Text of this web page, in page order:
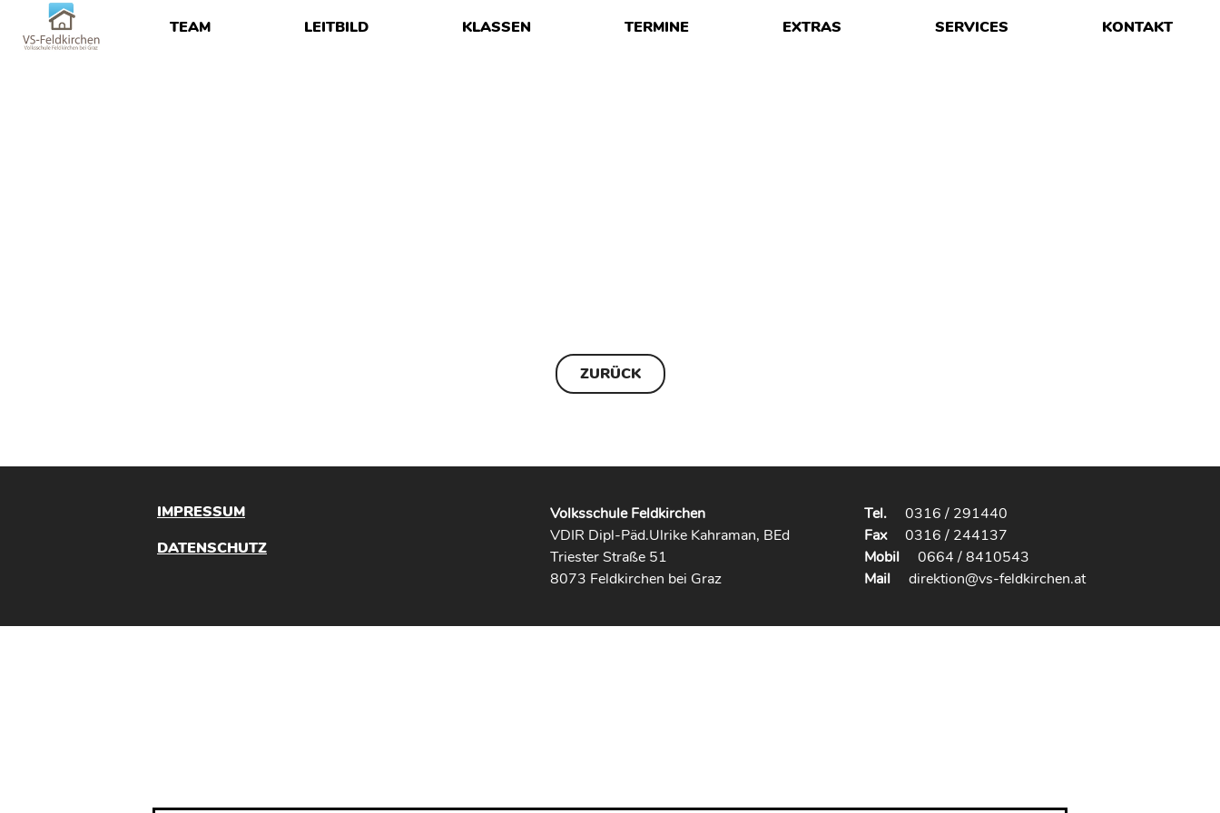
TEAM LEITBILD KLASSEN TERMINE EXTRAS SERVICES KONTAKT
ZURÜCK
IMPRESSUM
DATENSCHUTZ
Volksschule Feldkirchen
VDIR Dipl-Päd.Ulrike Kahraman, BEd
Triester Straße 51
8073 Feldkirchen bei Graz
Tel.
0316 / 291440
Fax
0316 / 244137
Mobil
0664 / 8410543
Mail
direktion@vs-feldkirchen.at